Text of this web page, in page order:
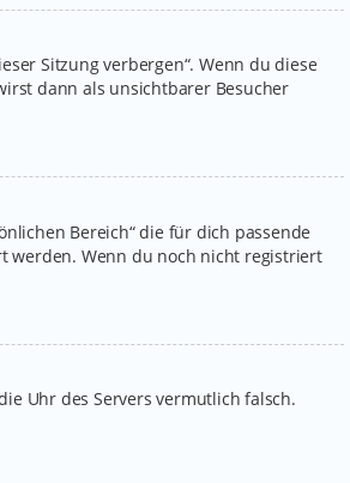
Sitzung verbergen“. Wenn du diese
dann als unsichtbarer Besucher
Bereich“ die für dich passende
werden. Wenn du noch nicht registriert
Uhr des Servers vermutlich falsch.